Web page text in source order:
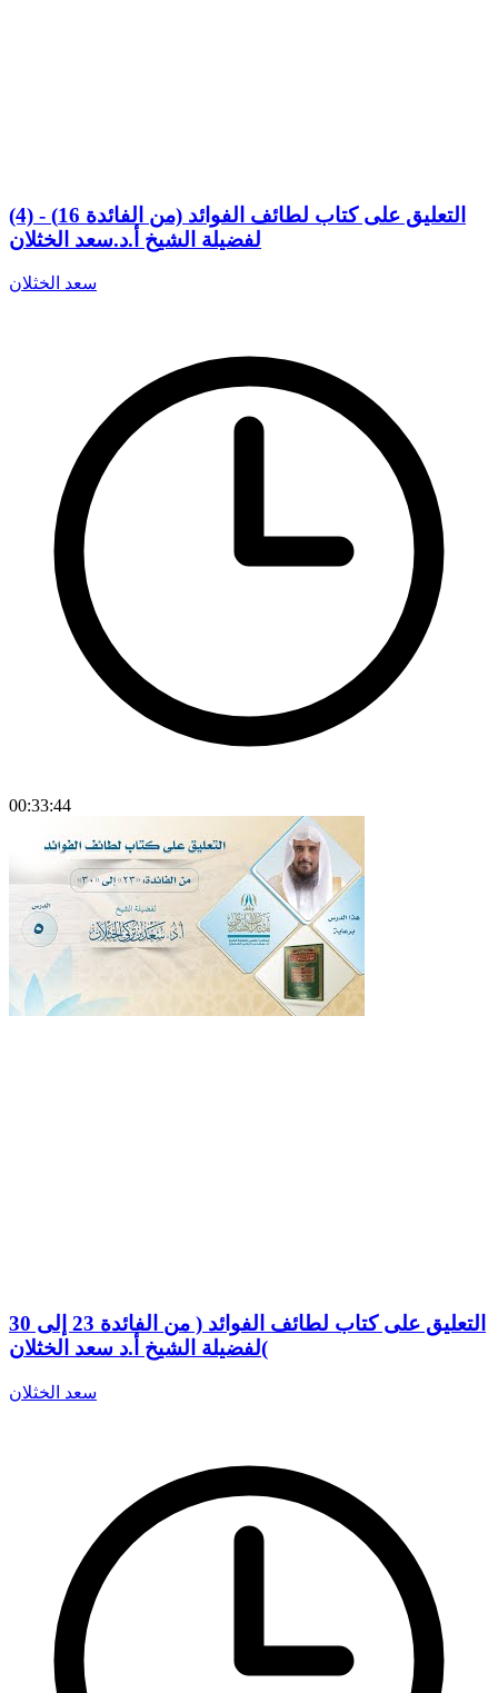
(4) التعليق على كتاب لطائف الفوائد (من الفائدة 16) -
لفضيلة الشيخ أ.د.سعد الخثلان
سعد الخثلان
00:33:44
التعليق على كتاب لطائف الفوائد ( من الفائدة 23 إلى 30
)لفضيلة الشيخ أ.د سعد الخثلان
سعد الخثلان